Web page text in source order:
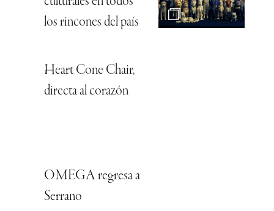
los rincones del país
Heart Cone Chair,
directa al corazón
OMEGA regresa a
Serrano